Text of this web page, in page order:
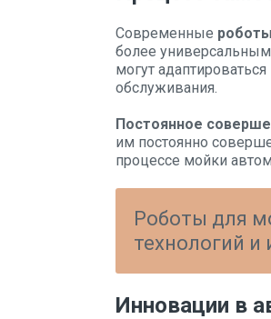
Современные
более
могут
обслуживания.
Постоянное
им постоянно
процессе мойки
Роботы для
технологий
Инновации в